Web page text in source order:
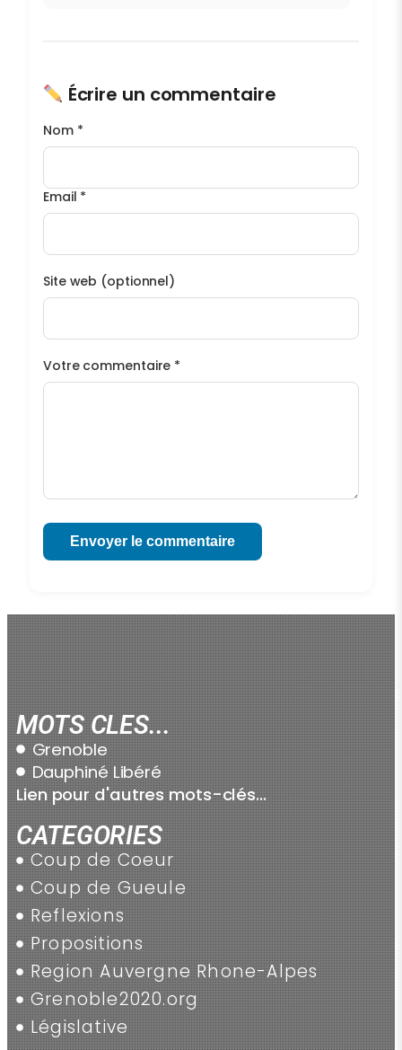
Écrire un commentaire
Nom *
Email *
Site web (optionnel)
Votre commentaire *
Envoyer le commentaire
MOTS CLES...
Grenoble
Dauphiné Libéré
Lien pour d'autres mots-clés...
CATEGORIES
Coup de Coeur
Coup de Gueule
Reflexions
Propositions
Region Auvergne Rhone-Alpes
Grenoble2020.org
Législative